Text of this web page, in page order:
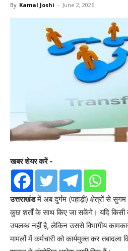
By Kamal Joshi - June 2, 2026
खबर शेयर करें -
उत्तराखंडमें अब दुर्गम (पहाड़ी) क्षेत्रों से सुगम
कुछ शर्तों के साथ किए जा सकेंगे। यदि किसी
उपलब्ध नहीं है, लेकिन उससे विभागीय
मामलों में कर्मचारी को कार्यमुक्त कर